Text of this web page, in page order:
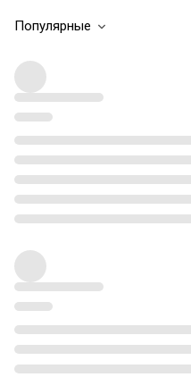
Популярные